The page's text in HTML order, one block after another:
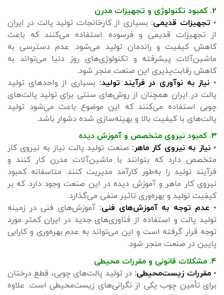
۲. کمبود تکنولوژی و تجهیزات مدرن
• تجهیزات قدیمی: بسیاری از کارخانجات تولید پالت در ایران
از تجهیزات قدیمی و فرسوده استفاده می‌کنند که باعث
کاهش کیفیت و راندمان تولید می‌شود. عدم دسترسی به
ماشین‌آلات پیشرفته و تکنولوژی‌های روز دنیا می‌تواند به
کاهش رقابت‌پذیری این صنعت منجر شود.
• نیاز به نوآوری در فرآیند تولید: بسیاری از واحدهای تولید
پالت در ایران همچنان از روش‌های سنتی برای تولید پالت‌های
چوبی استفاده می‌کنند که این موضوع باعث می‌شود تولید
پالت‌های با کیفیت بالا و بهینه‌سازی شده دشوار باشد.
۳. کمبود نیروی متخصص و آموزش دیده
• نیاز به نیروی کار ماهر: صنعت تولید پالت نیاز به نیروی کار
متخصص دارد که بتوانند با ماشین‌آلات مدرن کار کنند و
فرآیند تولید را به‌طور کارآمد مدیریت کنند. متاسفانه کمبود
نیروی کار ماهر و آموزش دیده در این صنعت وجود دارد که بر
کیفیت تولید و بهره‌وری تاثیر منفی می‌گذارد.
• عدم توجه به آموزش‌های فنی: آموزش‌های فنی در زمینه
تولید پالت و استفاده از فناوری‌های جدید در ایران کمتر مورد
توجه قرار گرفته است و این می‌تواند به عدم بهره‌وری و کارایی
پایین در صنعت منجر شود.
۴. مشکلات قانونی و مقررات محیطی
•مقررات زیست‌محیطی: در تولید پالت‌های چوبی، قطع درختان
برای تأمین چوب یکی از نگرانی‌های زیست‌محیطی است. علاوه